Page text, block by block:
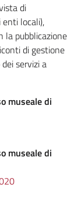
di
locali),
la pubblicazione
di gestione
servizi a
museale di
museale di